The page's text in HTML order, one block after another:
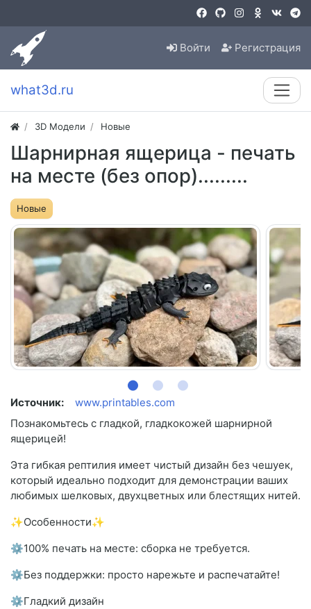
Войти Регистрация
what3d.ru
3D Модели Новые
Шарнирная ящерица - печать
на месте (без опор).........
Новые
Источник:
www.printables.com
Познакомьтесь с гладкой, гладкокожей шарнирной
ящерицей!
Эта гибкая рептилия имеет чистый дизайн без чешуек,
который идеально подходит для демонстрации ваших
любимых шелковых, двухцветных или блестящих нитей.
✨Особенности✨
⚙100% печать на месте: сборка не требуется.
⚙Без поддержки: просто нарежьте и распечатайте!
⚙Гладкий дизайн